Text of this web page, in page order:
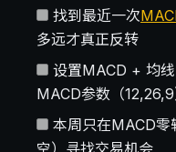
找到最近一次
多远才真正反转
设置MACD + 均
MACD参数（12,26,9
本周只在MACD零